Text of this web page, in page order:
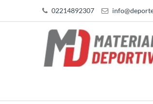
02214892307